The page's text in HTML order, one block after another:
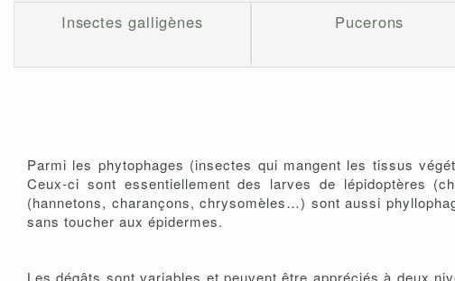
Insectes galligènes Pucerons
Parmi les phytophages (insectes qui mangent les tissus
Ceux-ci sont essentiellement des larves de lépidoptères
(hannetons, charançons, chrysomèles…) sont aussi
sans toucher aux épidermes.